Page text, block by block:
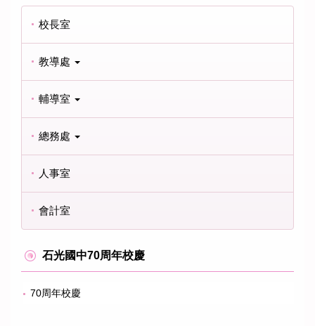
校長室
教導處
輔導室
總務處
人事室
會計室
石光國中70周年校慶
70周年校慶